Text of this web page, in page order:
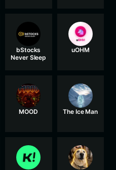
bStocks
Never Sleep
uOHM
MOOD The Ice Man